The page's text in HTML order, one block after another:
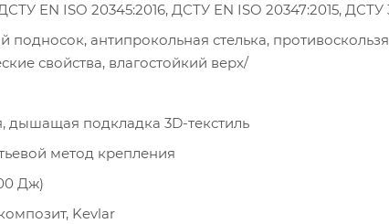
EN ISO 20345:2016, ДСТУ EN ISO 20347:2015,
подносок, антипрокольная стелька,
свойства, влагостойкий верх/
дышащая подкладка 3D-текстиль
метод крепления
Дж)
Kevlar